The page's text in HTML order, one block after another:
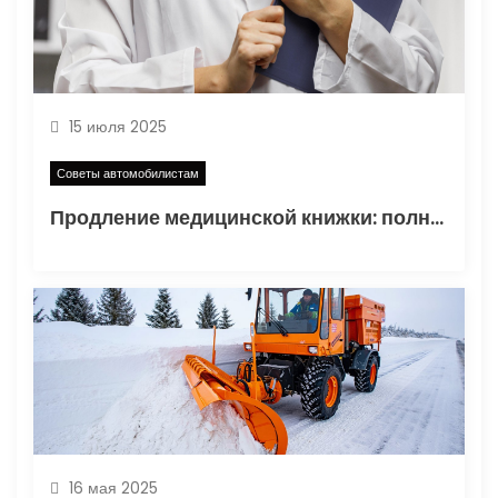
15 июля 2025
Советы автомобилистам
Продление медицинской книжки: полное руководство
16 мая 2025